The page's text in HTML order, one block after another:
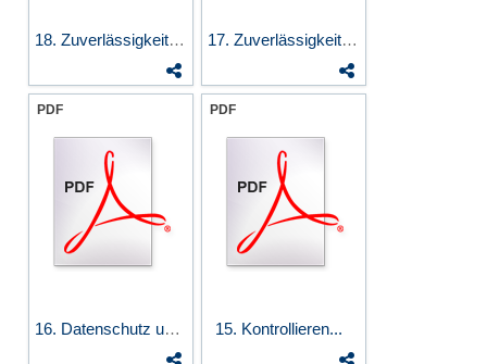
18. Zuverlässigkeit II:... 17. Zuverlässigkeit I:...
PDF
16. Datenschutz und...
PDF
15. Kontrollieren...